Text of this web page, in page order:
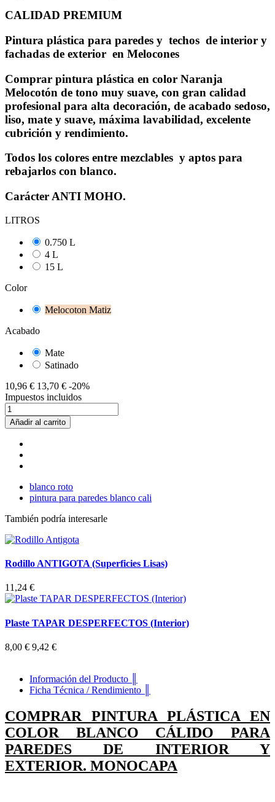
CALIDAD PREMIUM
Pintura plástica para paredes y techos de interior y
fachadas de exterior en Melocones
Comprar pintura plástica en color Naranja
Melocotón de tono muy suave, con gran calidad
profesional para alta decoración, de acabado sedoso,
liso, mate y suave, máxima lavabilidad, excelente
cubrición y rendimiento.
Todos los colores entre mezclables y aptos para
rebajarlos con blanco.
Carácter ANTI MOHO.
LITROS
0.750 L
4 L
15 L
Color
Melocoton Matiz
Acabado
Mate
Satinado
10,96 € 13,70 € -20%
Impuestos incluidos
Añadir al carrito
blanco roto
pintura para paredes blanco cali
También podría interesarle
Rodillo ANTIGOTA (Superficies Lisas)
11,24 €
Plaste TAPAR DESPERFECTOS (Interior)
8,00 € 9,42 €
Información del Producto ║
Ficha Técnica / Rendimiento ║
COMPRAR PINTURA PLÁSTICA EN
COLOR BLANCO CÁLIDO PARA
PAREDES DE INTERIOR Y
EXTERIOR. MONOCAPA